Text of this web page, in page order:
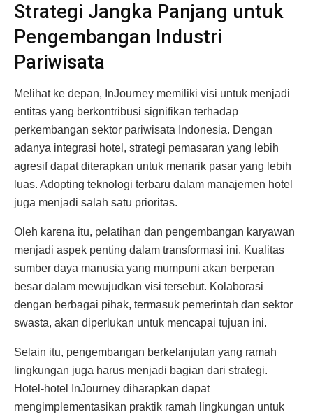
Strategi Jangka Panjang untuk
Pengembangan Industri
Pariwisata
Melihat ke depan, InJourney memiliki visi untuk menjadi
entitas yang berkontribusi signifikan terhadap
perkembangan sektor pariwisata Indonesia. Dengan
adanya integrasi hotel, strategi pemasaran yang lebih
agresif dapat diterapkan untuk menarik pasar yang lebih
luas. Adopting teknologi terbaru dalam manajemen hotel
juga menjadi salah satu prioritas.
Oleh karena itu, pelatihan dan pengembangan karyawan
menjadi aspek penting dalam transformasi ini. Kualitas
sumber daya manusia yang mumpuni akan berperan
besar dalam mewujudkan visi tersebut. Kolaborasi
dengan berbagai pihak, termasuk pemerintah dan sektor
swasta, akan diperlukan untuk mencapai tujuan ini.
Selain itu, pengembangan berkelanjutan yang ramah
lingkungan juga harus menjadi bagian dari strategi.
Hotel-hotel InJourney diharapkan dapat
mengimplementasikan praktik ramah lingkungan untuk